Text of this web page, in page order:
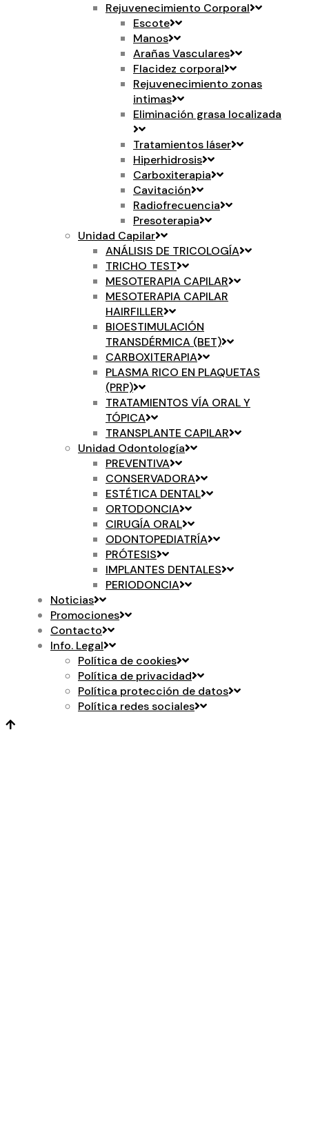
Rejuvenecimiento Corporal
Escote
Manos
Arañas Vasculares
Flacidez corporal
Rejuvenecimiento zonas
intimas
Eliminación grasa localizada
Tratamientos láser
Hiperhidrosis
Carboxiterapia
Cavitación
Radiofrecuencia
Presoterapia
Unidad Capilar
ANÁLISIS DE TRICOLOGÍA
TRICHO TEST
MESOTERAPIA CAPILAR
MESOTERAPIA CAPILAR
HAIRFILLER
BIOESTIMULACIÓN
TRANSDÉRMICA (BET)
CARBOXITERAPIA
PLASMA RICO EN PLAQUETAS
(PRP)
TRATAMIENTOS VÍA ORAL Y
TÓPICA
TRANSPLANTE CAPILAR
Unidad Odontología
PREVENTIVA
CONSERVADORA
ESTÉTICA DENTAL
ORTODONCIA
CIRUGÍA ORAL
ODONTOPEDIATRÍA
PRÓTESIS
IMPLANTES DENTALES
PERIODONCIA
Noticias
Promociones
Contacto
Info. Legal
Política de cookies
Política de privacidad
Política protección de datos
Política redes sociales